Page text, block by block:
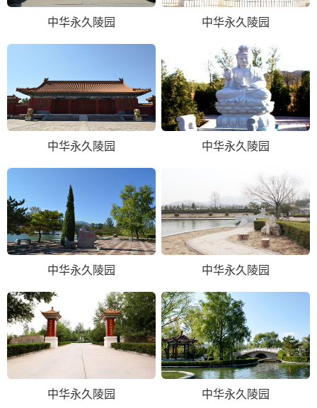
中华永久陵园 中华永久陵园
中华永久陵园 中华永久陵园
中华永久陵园 中华永久陵园
中华永久陵园 中华永久陵园